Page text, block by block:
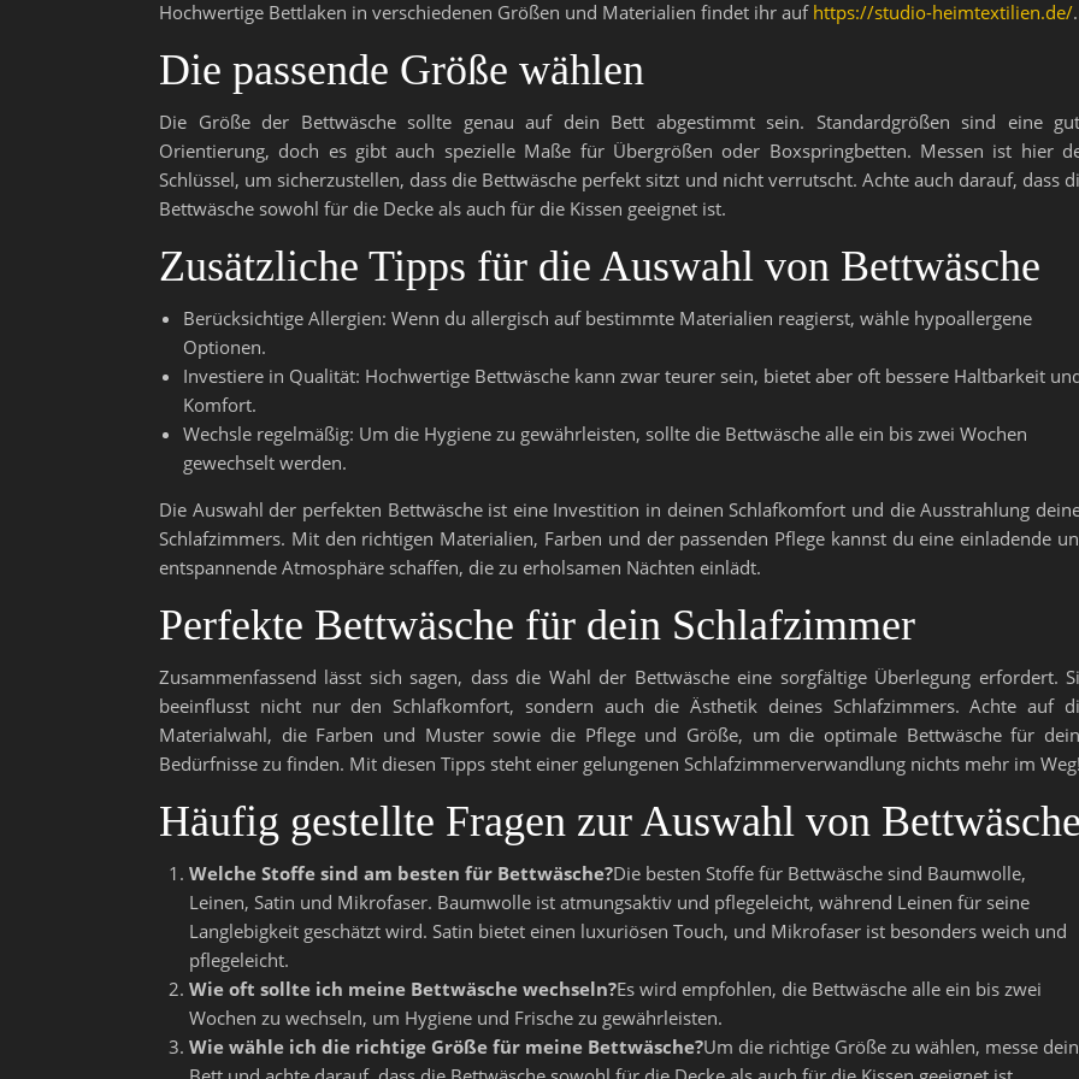
Hochwertige Bettlaken in verschiedenen Größen und Materialien findet ihr auf https://studio-heimtextilien.de/.
Die passende Größe wählen
Die Größe der Bettwäsche sollte genau auf dein Bett abgestimmt sein. Standardgrößen sind eine
Orientierung, doch es gibt auch spezielle Maße für Übergrößen oder Boxspringbetten. Messen ist hier
Schlüssel, um sicherzustellen, dass die Bettwäsche perfekt sitzt und nicht verrutscht. Achte auch darauf, dass
Bettwäsche sowohl für die Decke als auch für die Kissen geeignet ist.
Zusätzliche Tipps für die Auswahl von Bettwäsche
Berücksichtige Allergien: Wenn du allergisch auf bestimmte Materialien reagierst, wähle hypoallergene
Optionen.
Investiere in Qualität: Hochwertige Bettwäsche kann zwar teurer sein, bietet aber oft bessere Haltbarkeit
Komfort.
Wechsle regelmäßig: Um die Hygiene zu gewährleisten, sollte die Bettwäsche alle ein bis zwei Wochen
gewechselt werden.
Die Auswahl der perfekten Bettwäsche ist eine Investition in deinen Schlafkomfort und die Ausstrahlung
Schlafzimmers. Mit den richtigen Materialien, Farben und der passenden Pflege kannst du eine einladende
entspannende Atmosphäre schaffen, die zu erholsamen Nächten einlädt.
Perfekte Bettwäsche für dein Schlafzimmer
Zusammenfassend lässt sich sagen, dass die Wahl der Bettwäsche eine sorgfältige Überlegung erfordert.
beeinflusst nicht nur den Schlafkomfort, sondern auch die Ästhetik deines Schlafzimmers. Achte auf
Materialwahl, die Farben und Muster sowie die Pflege und Größe, um die optimale Bettwäsche für
Bedürfnisse zu finden. Mit diesen Tipps steht einer gelungenen Schlafzimmerverwandlung nichts mehr im Weg!
Häufig gestellte Fragen zur Auswahl von Bettwäsche
Welche Stoffe sind am besten für Bettwäsche?Die besten Stoffe für Bettwäsche sind Baumwolle,
Leinen, Satin und Mikrofaser. Baumwolle ist atmungsaktiv und pflegeleicht, während Leinen für seine
Langlebigkeit geschätzt wird. Satin bietet einen luxuriösen Touch, und Mikrofaser ist besonders weich und
pflegeleicht.
Wie oft sollte ich meine Bettwäsche wechseln?Es wird empfohlen, die Bettwäsche alle ein bis zwei
Wochen zu wechseln, um Hygiene und Frische zu gewährleisten.
Wie wähle ich die richtige Größe für meine Bettwäsche?Um die richtige Größe zu wählen, messe dein